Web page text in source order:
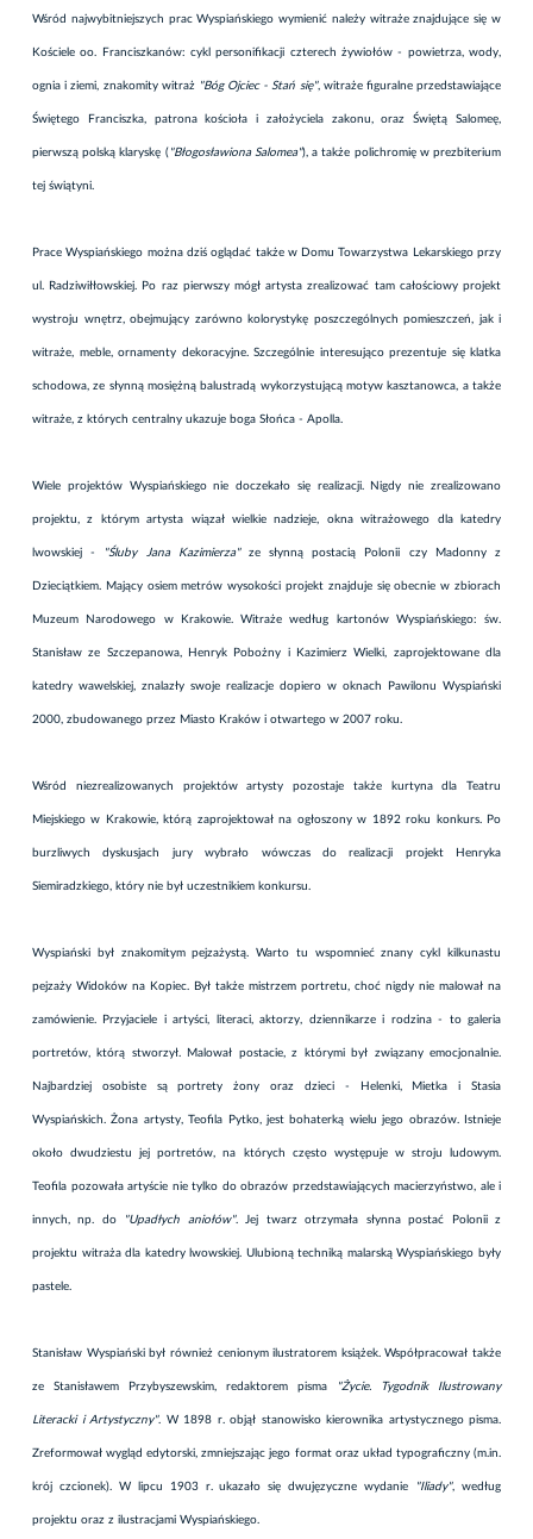
Wśród najwybitniejszych prac Wyspiańskiego wymienić należy witraże znajdujące się w
Kościele oo. Franciszkanów: cykl personifikacji czterech żywiołów - powietrza, wody,
ognia i ziemi, znakomity witraż "Bóg Ojciec - Stań się", witraże figuralne przedstawiające
Świętego Franciszka, patrona kościoła i założyciela zakonu, oraz Świętą Salomeę,
pierwszą polską klaryskę ( "Błogosławiona Salomea"), a także polichromię w prezbiterium
tej świątyni.
Prace Wyspiańskiego można dziś oglądać także w Domu Towarzystwa Lekarskiego przy
ul. Radziwiłłowskiej. Po raz pierwszy mógł artysta zrealizować tam całościowy projekt
wystroju wnętrz, obejmujący zarówno kolorystykę poszczególnych pomieszczeń, jak i
witraże, meble, ornamenty dekoracyjne. Szczególnie interesująco prezentuje się klatka
schodowa, ze słynną mosiężną balustradą wykorzystującą motyw kasztanowca, a także
witraże, z których centralny ukazuje boga Słońca - Apolla.
Wiele projektów Wyspiańskiego nie doczekało się realizacji. Nigdy nie zrealizowano
projektu, z którym artysta wiązał wielkie nadzieje, okna witrażowego dla katedry
lwowskiej - "Śluby Jana Kazimierza"ze słynną postacią Polonii czy Madonny z
Dzieciątkiem. Mający osiem metrów wysokości projekt znajduje się obecnie w zbiorach
Muzeum Narodowego w Krakowie. Witraże według kartonów Wyspiańskiego: św.
Stanisław ze Szczepanowa, Henryk Pobożny i Kazimierz Wielki, zaprojektowane dla
katedry wawelskiej, znalazły swoje realizacje dopiero w oknach Pawilonu Wyspiański
2000, zbudowanego przez Miasto Kraków i otwartego w 2007 roku.
Wśród niezrealizowanych projektów artysty pozostaje także kurtyna dla Teatru
Miejskiego w Krakowie, którą zaprojektował na ogłoszony w 1892 roku konkurs. Po
burzliwych dyskusjach jury wybrało wówczas do realizacji projekt Henryka
Siemiradzkiego, który nie był uczestnikiem konkursu.
Wyspiański był znakomitym pejzażystą. Warto tu wspomnieć znany cykl kilkunastu
pejzaży Widoków na Kopiec. Był także mistrzem portretu, choć nigdy nie malował na
zamówienie. Przyjaciele i artyści, literaci, aktorzy, dziennikarze i rodzina - to galeria
portretów, którą stworzył. Malował postacie, z którymi był związany emocjonalnie.
Najbardziej osobiste są portrety żony oraz dzieci - Helenki, Mietka i Stasia
Wyspiańskich. Żona artysty, Teofila Pytko, jest bohaterką wielu jego obrazów. Istnieje
około dwudziestu jej portretów, na których często występuje w stroju ludowym.
Teofila pozowała artyście nie tylko do obrazów przedstawiających macierzyństwo, ale i
innych, np. do "Upadłych aniołów". Jej twarz otrzymała słynna postać Polonii z
projektu witraża dla katedry lwowskiej. Ulubioną techniką malarską Wyspiańskiego były
pastele.
Stanisław Wyspiański był również cenionym ilustratorem książek. Współpracował także
ze Stanisławem Przybyszewskim, redaktorem pisma "Życie. Tygodnik Ilustrowany
Literacki i Artystyczny". W 1898 r. objął stanowisko kierownika artystycznego pisma.
Zreformował wygląd edytorski, zmniejszając jego format oraz układ typograficzny (m.in.
krój czcionek). W lipcu 1903 r. ukazało się dwujęzyczne wydanie "Iliady", według
projektu oraz z ilustracjami Wyspiańskiego.